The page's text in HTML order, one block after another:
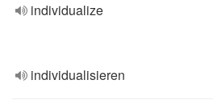
individualize
individualisieren